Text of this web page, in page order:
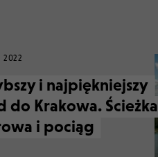
2022
i najpiękniejszy
do Krakowa. Ścieżka
i pociąg